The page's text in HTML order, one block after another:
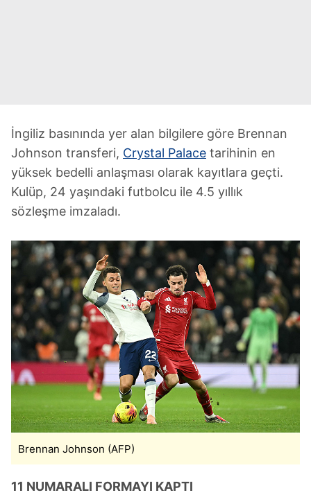
İngiliz basınında yer alan bilgilere göre Brennan
Johnson transferi, Crystal Palace tarihinin en
yüksek bedelli anlaşması olarak kayıtlara geçti.
Kulüp, 24 yaşındaki futbolcu ile 4.5 yıllık
sözleşme imzaladı.
Brennan Johnson (AFP)
11 NUMARALI FORMAYI KAPTI